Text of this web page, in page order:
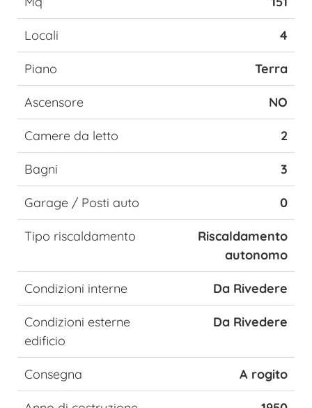
Locali 4
Piano Terra
Ascensore NO
Camere da letto 2
Bagni 3
Garage / Posti auto 0
Tipo riscaldamento
Riscaldamento
autonomo
Condizioni interne Da Rivedere
Condizioni esterne
edificio
Da Rivedere
Consegna A rogito